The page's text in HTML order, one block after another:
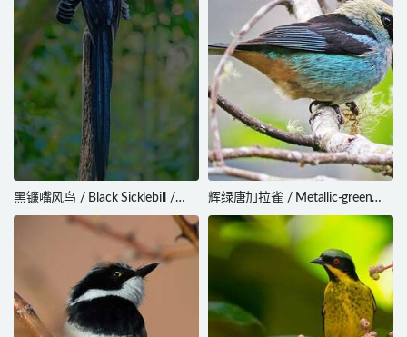
黑镰嘴风鸟 / Black Sicklebill /
Epimachus fastosus
辉绿唐加拉雀 / Metallic-green
Tanager / Tangara labradorides